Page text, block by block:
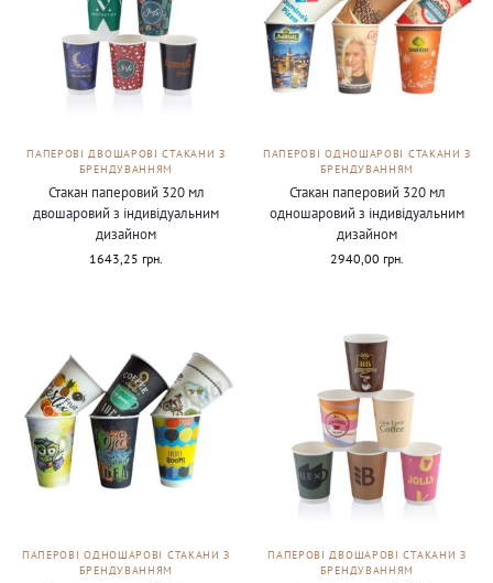
ПАПЕРОВІ ДВОШАРОВІ СТАКАНИ З
БРЕНДУВАННЯМ
Стакан паперовий 320 мл
двошаровий з індивідуальним
дизайном
1643,25 грн.
ПАПЕРОВІ ОДНОШАРОВІ СТАКАНИ З
БРЕНДУВАННЯМ
Стакан паперовий 320 мл
одношаровий з індивідуальним
дизайном
2940,00 грн.
ПАПЕРОВІ ОДНОШАРОВІ СТАКАНИ З
БРЕНДУВАННЯМ
ПАПЕРОВІ ДВОШАРОВІ СТАКАНИ З
БРЕНДУВАННЯМ